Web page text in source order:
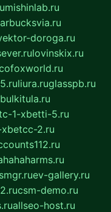
mishinlab.ru
doroga.ru
lovinskix.ru
liura.ruglasspb.ru
bulkitula.ru
1-xbetti-5.ru
2.ru
ev-gallery.ru
csm-demo.ru
allseo-host.ru